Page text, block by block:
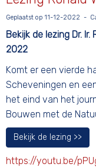
Geplaatst op 11-12-2022 -
Bekijk de lezing Dr.
2022
Komt er een vierde
Scheveningen en
het eind van het
Bouwen met de
Bekijk de lezing >>
https://youtu.be/